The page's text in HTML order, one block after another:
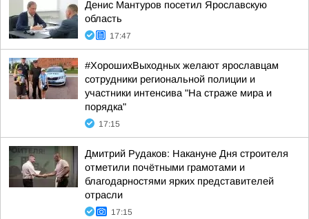
Денис Мантуров посетил Ярославскую
область
17:47
#ХорошихВыходных желают ярославцам
сотрудники региональной полиции и
участники интенсива "На страже мира и
порядка"
17:15
Дмитрий Рудаков: Накануне Дня строителя
отметили почётными грамотами и
благодарностями ярких представителей
отрасли
17:15